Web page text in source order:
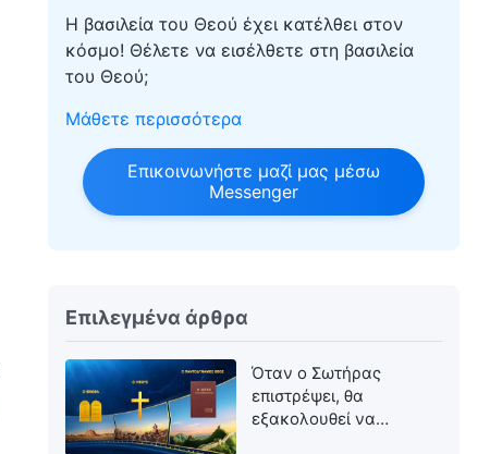
Η βασιλεία του Θεού έχει κατέλθει στον
κόσμο! Θέλετε να εισέλθετε στη βασιλεία
του Θεού;
Μάθετε περισσότερα
Επικοινωνήστε μαζί μας μέσω
Messenger
Επιλεγμένα άρθρα
Όταν ο Σωτήρας
επιστρέψει, θα
εξακολουθεί να